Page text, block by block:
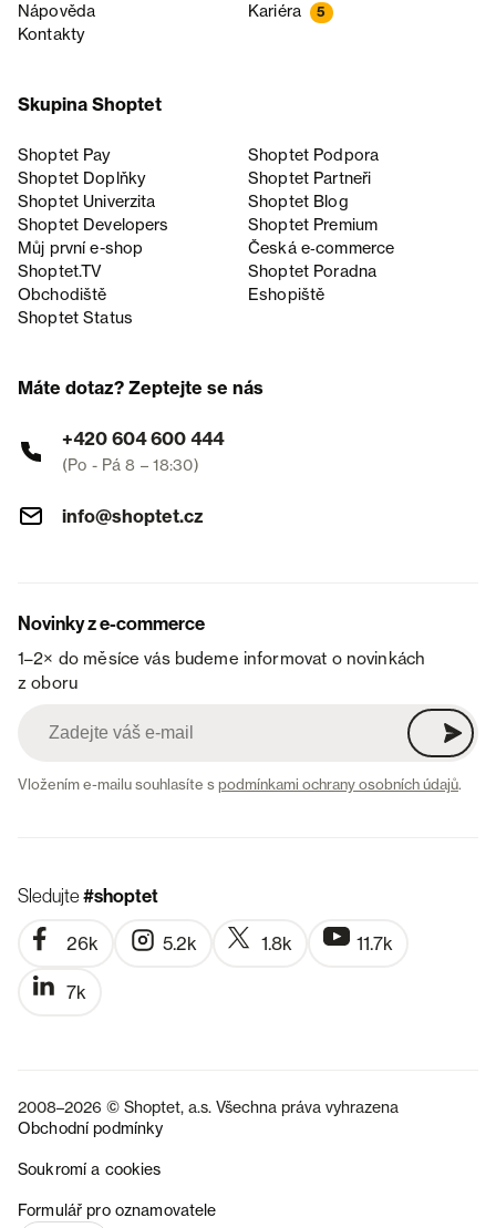
Nápověda
Kariéra 5
Kontakty
Skupina Shoptet
Shoptet Pay
Shoptet Podpora
Shoptet Doplňky
Shoptet Partneři
Shoptet Univerzita
Shoptet Blog
Shoptet Developers
Shoptet Premium
Můj první e-shop
Česká e‑commerce
Shoptet.TV
Shoptet Poradna
Obchodiště
Eshopiště
Shoptet Status
Máte dotaz? Zeptejte se nás
+420 604 600 444
(Po - Pá 8 – 18:30)
info@shoptet.cz
Novinky z e-commerce
1–2× do měsíce vás budeme informovat o novinkách
z oboru
Vložením e-mailu souhlasíte spodmínkami ochrany osobních údajů.
Sledujte#shoptet
26k 5.2k 1.8k 11.7k
7k
2008–2026 © Shoptet, a.s. Všechna práva vyhrazena
Obchodní podmínky
Soukromí a cookies
Formulář pro oznamovatele